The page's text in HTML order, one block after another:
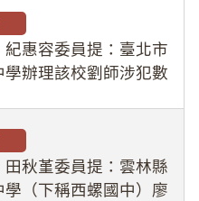
及「職業安全衛生法」
人員
紀惠容委員提：臺北市
學辦理該校劉師涉犯數
功能，不僅首份調查報
生不
田秋堇委員提：雲林縣
學（下稱西螺國中）廖